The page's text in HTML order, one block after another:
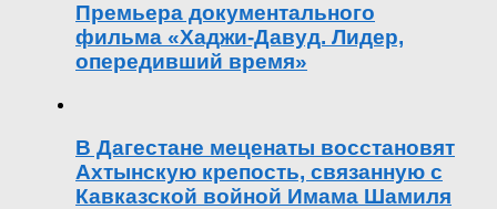
Премьера документального
фильма «Хаджи-Давуд. Лидер,
опередивший время»
В Дагестане меценаты восстановят
Ахтынскую крепость, связанную с
Кавказской войной Имама Шамиля